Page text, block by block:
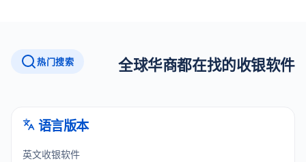
热门搜索 全球华商都在找的收银软件
语言版本
英文收银软件